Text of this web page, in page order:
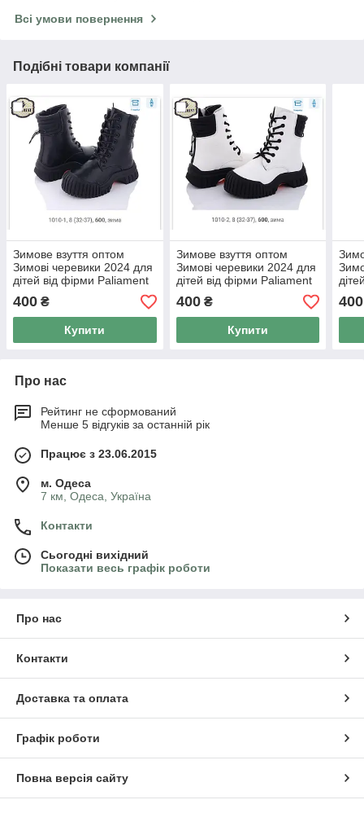
Всі умови повернення
Подібні товари компанії
Зимове взуття оптом
Зимові черевики 2024 для
дітей від фірми Paliament
(32-37)
400 ₴
Купити
Зимове взуття оптом
Зимові черевики 2024 для
дітей від фірми Paliament
(32-37)
400₴
Купити
(32-
400
Про нас
Рейтинг не сформований
Менше 5 відгуків за останній рік
Працює з 23.06.2015
м. Одеса
7 км, Одеса, Україна
Контакти
Сьогодні вихідний
Показати весь графік роботи
Про нас
Контакти
Доставка та оплата
Графік роботи
Повна версія сайту